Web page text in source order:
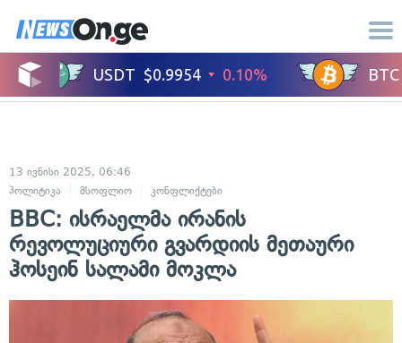
13 ივნისი 2025, 06:46
პოლიტიკა
მსოფლიო კონფლიქტები
BBC: ისრაელმა ირანის
რევოლუციური გვარდიის მეთაური
ჰოსეინ სალამი მოკლა